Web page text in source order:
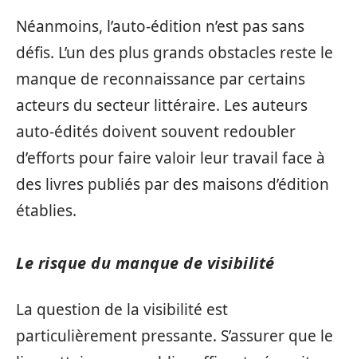
Néanmoins, l’auto-édition n’est pas sans
défis. L’un des plus grands obstacles reste le
manque de reconnaissance par certains
acteurs du secteur littéraire. Les auteurs
auto-édités doivent souvent redoubler
d’efforts pour faire valoir leur travail face à
des livres publiés par des maisons d’édition
établies.
Le risque du manque de visibilité
La question de la visibilité est
particulièrement pressante. S’assurer que le